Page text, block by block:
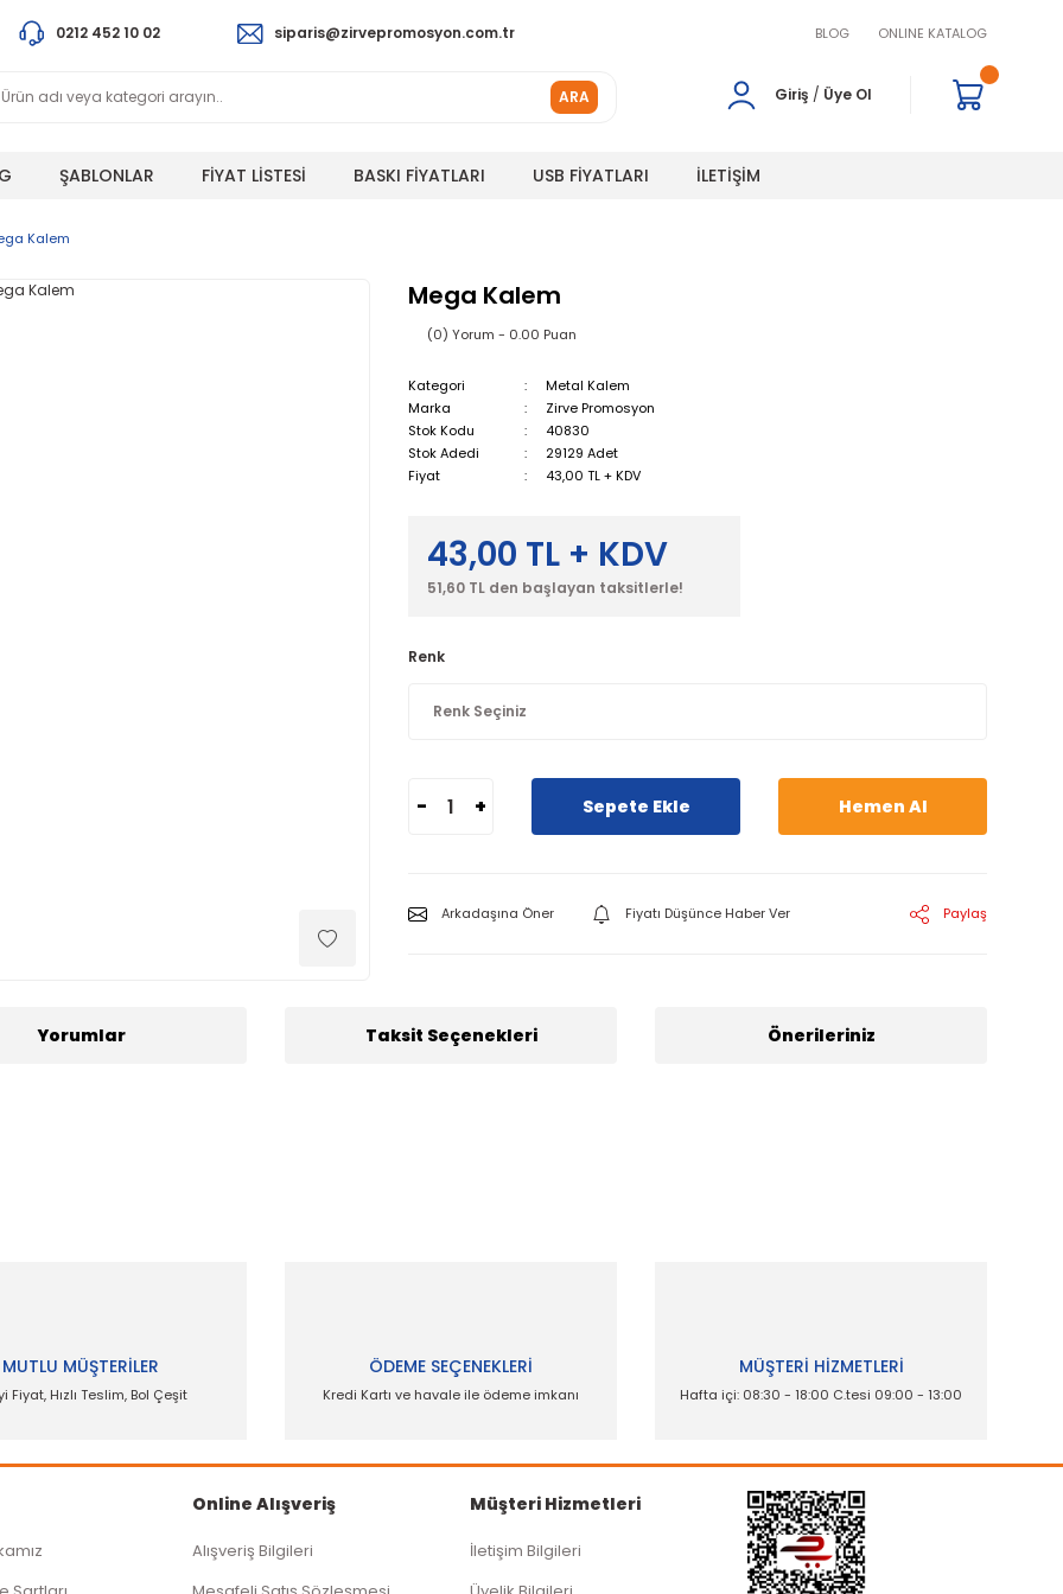
0212 452 10 02 siparis@zirvepromosyon.com.tr
ARA
BLOG ONLINE KATALOG
Giriş / Üye Ol
ŞABLONLAR FİYAT LİSTESİ BASKI FİYATLARI USB FİYATLARI İLETİŞİM
Kalem
Mega Kalem
(0) Yorum - 0.00 Puan
Kategori
Metal Kalem
Marka
Zirve Promosyon
Stok Kodu
40830
Stok Adedi
29129 Adet
Fiyat
43,00 TL + KDV
43,00 TL + KDV
51,60 TL den başlayan taksitlerle!
Renk
- + Sepete Ekle Hemen Al
Arkadaşına Öner Fiyatı Düşünce Haber Ver Paylaş
Yorumlar Taksit Seçenekleri Önerileriniz
Gönder
MUTLU MÜŞTERİLER
Fiyat, Hızlı Teslim, Bol Çeşit
ÖDEME SEÇENEKLERİ
Kredi Kartı ve havale ile ödeme imkanı
MÜŞTERİ HİZMETLERİ
Hafta içi: 08:30 - 18:00 C.tesi 09:00 - 13:00
Online Alışveriş
Alışveriş Bilgileri
Müşteri Hizmetleri
İletişim Bilgileri